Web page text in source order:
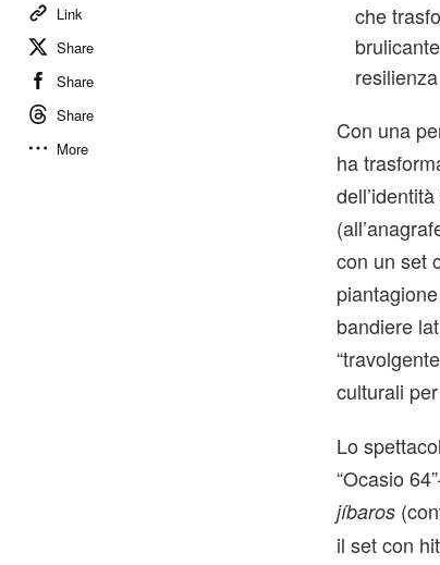
Link
Share
Share
Share
More
che
Con una
ha
con un set
bandiere
culturali
Lo
“Ocasio
jíbaros
il set con